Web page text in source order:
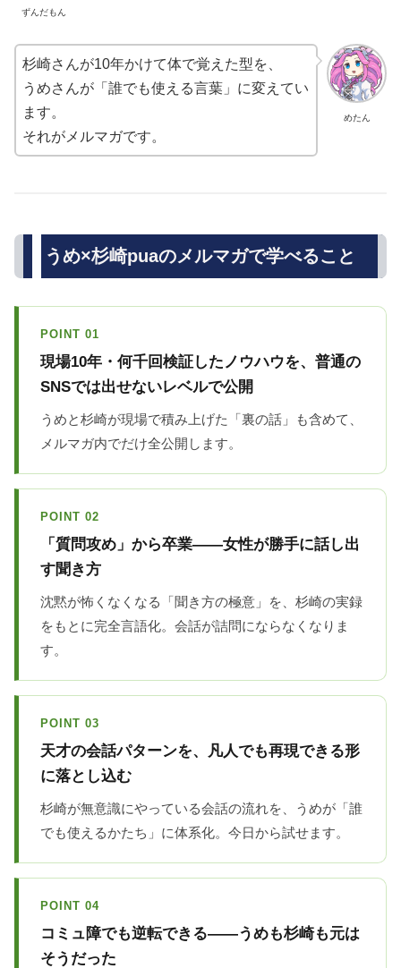
ずんだもん
めたん
杉崎さんが10年かけて体で覚えた型を、
うめさんが「誰でも使える言葉」に変えてい
ます。
それがメルマガです。
うめ×杉崎puaのメルマガで学べること
POINT 01
現場10年・何千回検証したノウハウを、普通の
SNSでは出せないレベルで公開
うめと杉崎が現場で積み上げた「裏の話」も含めて、
メルマガ内でだけ全公開します。
POINT 02
「質問攻め」から卒業——女性が勝手に話し出
す聞き方
沈黙が怖くなくなる「聞き方の極意」を、杉崎の実録
をもとに完全言語化。会話が詰問にならなくなりま
す。
POINT 03
天才の会話パターンを、凡人でも再現できる形
に落とし込む
杉崎が無意識にやっている会話の流れを、うめが「誰
でも使えるかたち」に体系化。今日から試せます。
POINT 04
コミュ障でも逆転できる——うめも杉崎も元は
そうだった